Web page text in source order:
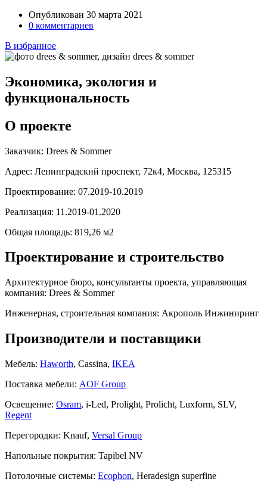
Опубликован 30 марта 2021
0 комментариев
В избранное
Экономика, экология и
функциональность
О проекте
Заказчик: Drees & Sommer
Адрес: Ленинградский проспект, 72к4, Москва, 125315
Проектирование: 07.2019-10.2019
Реализация: 11.2019-01.2020
Общая площадь: 819,26 м2
Проектирование и строительство
Архитектурное бюро, консультанты проекта, управляющая
компания: Drees & Sommer
Инженерная, строительная компания: Акрополь Инжиниринг
Производители и поставщики
Мебель: Haworth, Cassina, IKEA
Поставка мебели: AOF Group
Освещение: Osram, i-Led, Prolight, Prolicht, Luxform, SLV,
Regent
Перегородки: Knauf, Versal Group
Напольные покрытия: Tapibel NV
Потолочные системы: Ecophon, Heradesign superfine